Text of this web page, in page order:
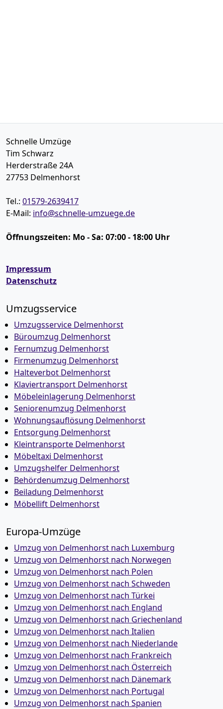
Schnelle Umzüge
Tim Schwarz
Herderstraße 24A
27753 Delmenhorst
Tel.: 01579-2639417
E-Mail: info@schnelle-umzuege.de
Öffnungszeiten: Mo - Sa: 07:00 - 18:00 Uhr
Impressum
Datenschutz
Umzugsservice
Umzugsservice Delmenhorst
Büroumzug Delmenhorst
Fernumzug Delmenhorst
Firmenumzug Delmenhorst
Halteverbot Delmenhorst
Klaviertransport Delmenhorst
Möbeleinlagerung Delmenhorst
Seniorenumzug Delmenhorst
Wohnungsauflösung Delmenhorst
Entsorgung Delmenhorst
Kleintransporte Delmenhorst
Möbeltaxi Delmenhorst
Umzugshelfer Delmenhorst
Behördenumzug Delmenhorst
Beiladung Delmenhorst
Möbellift Delmenhorst
Europa-Umzüge
Umzug von Delmenhorst nach Luxemburg
Umzug von Delmenhorst nach Norwegen
Umzug von Delmenhorst nach Polen
Umzug von Delmenhorst nach Schweden
Umzug von Delmenhorst nach Türkei
Umzug von Delmenhorst nach England
Umzug von Delmenhorst nach Griechenland
Umzug von Delmenhorst nach Italien
Umzug von Delmenhorst nach Niederlande
Umzug von Delmenhorst nach Frankreich
Umzug von Delmenhorst nach Österreich
Umzug von Delmenhorst nach Dänemark
Umzug von Delmenhorst nach Portugal
Umzug von Delmenhorst nach Spanien